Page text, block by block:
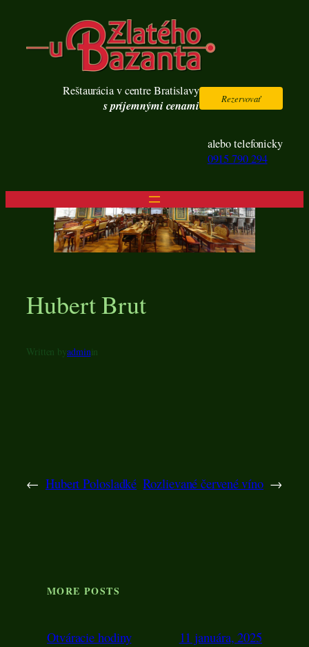
obsah
Reštaurácia v centre Bratislavy
s príjemnými cenami Rezervovať
alebo telefonicky
0915 790 294
Hubert Brut
Written byadminin
← Hubert Polosladké Rozlievané červené víno →
MORE POSTS
Otváracie hodiny 11 januára, 2025